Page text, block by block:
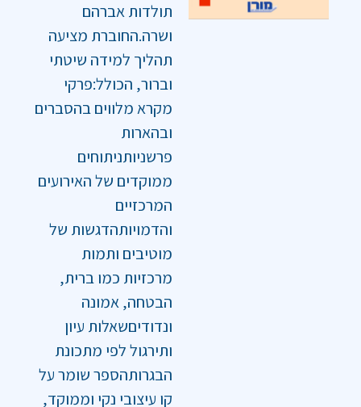
תולדות אברהם
ושרה.החוברת מציעה
תהליך למידה שיטתי
וברור, הכולל:פרקי
מקרא מלווים בהסברים
ובהארות
פרשניותניתוחים
ממוקדים של האירועים
המרכזיים
והדמויותהדגשות של
מוטיבים ותמות
מרכזיות כמו ברית,
הבטחה, אמונה
ונדודיםשאלות עיון
ותירגול לפי מתכונת
הבגרותהספר שומר על
קו עיצובי נקי וממוקד,